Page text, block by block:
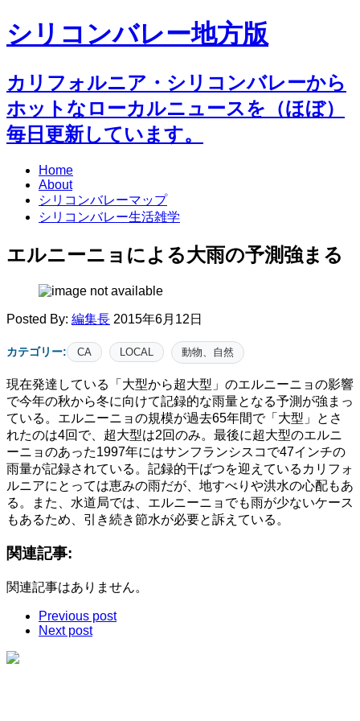
シリコンバレー地方版
カリフォルニア・シリコンバレーから
ホットなローカルニュースを（ほぼ）
毎日更新しています。
Home
About
シリコンバレーマップ
シリコンバレー生活雑学
エルニーニョによる大雨の予測強まる
Posted By: 編集長 2015年6月12日
カテゴリー: CA LOCAL 動物、自然
現在発達している「大型から超大型」のエルニーニョの影響
で今年の秋から冬に向けて記録的な雨量となる予測が強まっ
ている。エルニーニョの規模が過去65年間で「大型」とさ
れたのは4回で、超大型は2回のみ。最後に超大型のエルニ
ーニョのあった1997年にはサンフランシスコで47インチの
雨量が記録されている。記録的干ばつを迎えているカリフォ
ルニアにとっては恵みの雨だが、地すべりや洪水の心配もあ
る。また、水道局では、エルニーニョでも雨が少ないケース
もあるため、引き続き節水が必要と訴えている。
関連記事:
関連記事はありません。
Previous post
Next post